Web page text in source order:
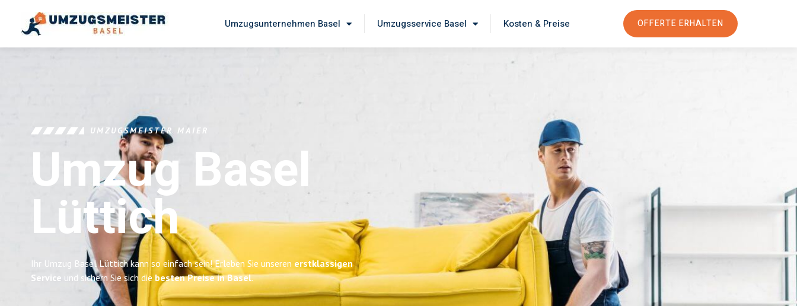
Umzugsunternehmen Basel Umzugsservice Basel Kosten & Preise OFFERTE ERHALTEN
UMZUGSMEISTER MAIER
Umzug Basel
Lüttich
Ihr Umzug Basel Lüttich kann so einfach sein! Erleben Sie unseren erstklassigen
Service und sichern Sie sich die besten Preise in Basel.